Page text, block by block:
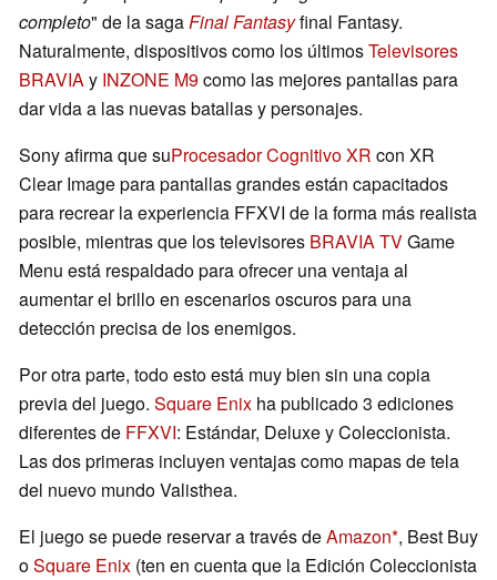
completo" de la sagaFinal Fantasyfinal Fantasy.
Naturalmente, dispositivos como los últimosTelevisores
BRAVIAy INZONE M9como las mejores pantallas para
dar vida a las nuevas batallas y personajes.
Sony afirma que suProcesador Cognitivo XR con XR
Clear Image para pantallas grandes están capacitados
para recrear la experiencia FFXVI de la forma más realista
posible, mientras que los televisores BRAVIA TVGame
Menu está respaldado para ofrecer una ventaja al
aumentar el brillo en escenarios oscuros para una
detección precisa de los enemigos.
Por otra parte, todo esto está muy bien sin una copia
previa del juego. Square Enix ha publicado 3 ediciones
diferentes de FFXVI: Estándar, Deluxe y Coleccionista.
Las dos primeras incluyen ventajas como mapas de tela
del nuevo mundo Valisthea.
El juego se puede reservar a través deAmazon , Best Buy
oSquare Enix (ten en cuenta que la Edición Coleccionista